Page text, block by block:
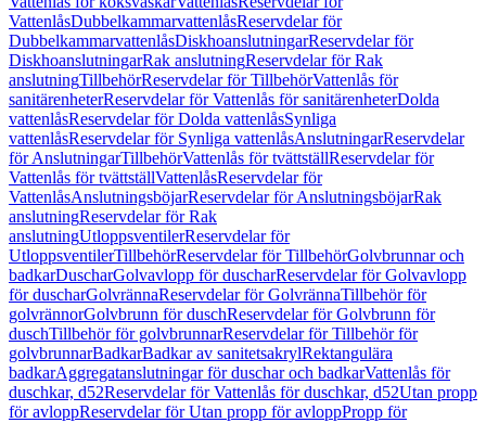
VattenlåsDubbelkammarvattenlåsReservdelar för
DubbelkammarvattenlåsDiskhoanslutningarReservdelar för
DiskhoanslutningarRak anslutningReservdelar för Rak
anslutningTillbehörReservdelar för TillbehörVattenlås för
sanitärenheterReservdelar för Vattenlås för sanitärenheterDolda
vattenlåsReservdelar för Dolda vattenlåsSynliga
vattenlåsReservdelar för Synliga vattenlåsAnslutningarReservdelar
för AnslutningarTillbehörVattenlås för tvättställReservdelar för
Vattenlås för tvättställVattenlåsReservdelar för
VattenlåsAnslutningsböjarReservdelar för AnslutningsböjarRak
anslutningReservdelar för Rak
anslutningUtloppsventilerReservdelar för
UtloppsventilerTillbehörReservdelar för TillbehörGolvbrunnar och
badkarDuscharGolvavlopp för duscharReservdelar för Golvavlopp
för duscharGolvrännaReservdelar för GolvrännaTillbehör för
golvrännorGolvbrunn för duschReservdelar för Golvbrunn för
duschTillbehör för golvbrunnarReservdelar för Tillbehör för
golvbrunnarBadkarBadkar av sanitetsakrylRektangulära
badkarAggregatanslutningar för duschar och badkarVattenlås för
duschkar, d52Reservdelar för Vattenlås för duschkar, d52Utan propp
för avloppReservdelar för Utan propp för avloppPropp för